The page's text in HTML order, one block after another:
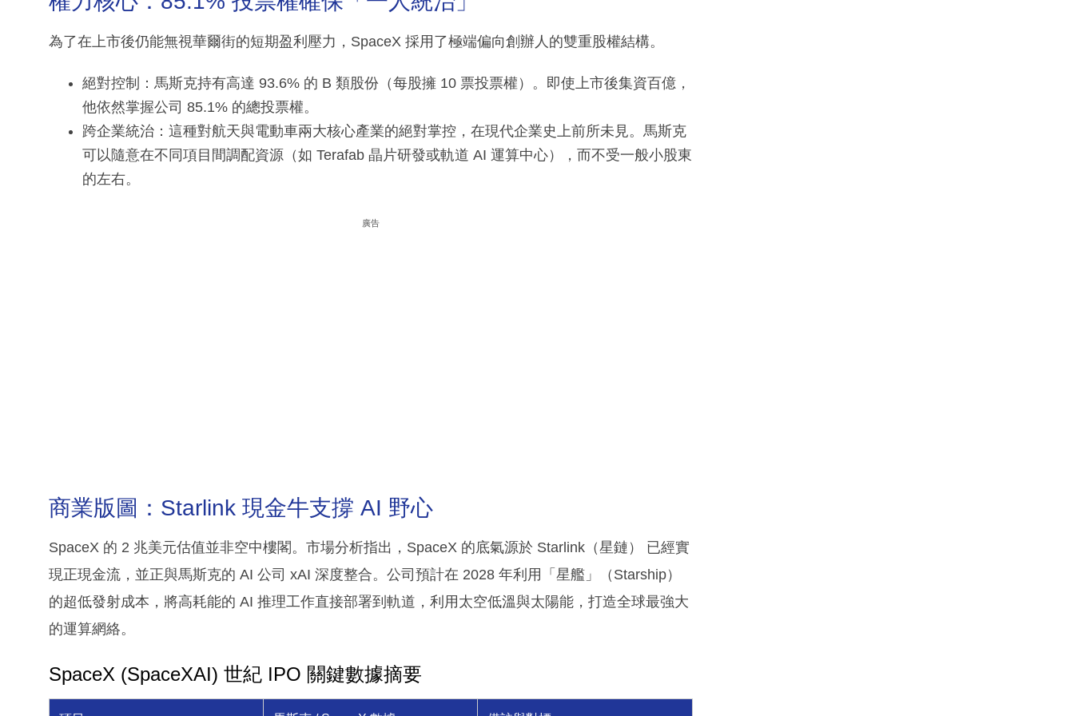
為了在上市後仍能無視華爾街的短期盈利壓力，SpaceX 採用了極端偏向創辦人的雙重股權結構。
絕對控制：馬斯克持有高達 93.6% 的 B 類股份（每股擁 10 票投票權）。即使上市後集資百億，
他依然掌握公司 85.1% 的總投票權。
跨企業統治：這種對航天與電動車兩大核心產業的絕對掌控，在現代企業史上前所未見。馬斯克
可以隨意在不同項目間調配資源（如 Terafab 晶片研發或軌道 AI 運算中心），而不受一般小股東
的左右。
廣告
商業版圖：Starlink 現金牛支撐 AI 野心
SpaceX 的 2 兆美元估值並非空中樓閣。市場分析指出，SpaceX 的底氣源於 Starlink（星鏈） 已經實
現正現金流，並正與馬斯克的 AI 公司 xAI 深度整合。公司預計在 2028 年利用「星艦」（Starship）
的超低發射成本，將高耗能的 AI 推理工作直接部署到軌道，利用太空低溫與太陽能，打造全球最強大
的運算網絡。
SpaceX (SpaceXAI) 世紀 IPO 關鍵數據摘要